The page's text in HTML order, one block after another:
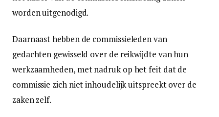
worden uitgenodigd.
Daarnaast hebben de commissieleden van
gedachten gewisseld over de reikwijdte van hun
werkzaamheden, met nadruk op het feit dat de
commissie zich niet inhoudelijk uitspreekt over de
zaken zelf.